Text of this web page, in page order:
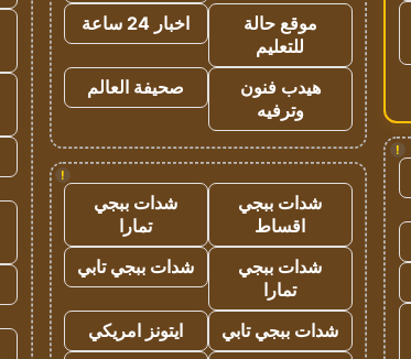
!
موقع حالة
للتعليم
اخبار 24 ساعة
هيدب فنون
وترفيه
صحيفة العالم
!
شدات ببجي
اقساط
شدات ببجي
تمارا
شدات ببجي
تمارا
شدات ببجي تابي
شدات ببجي تابي
ايتونز امريكي